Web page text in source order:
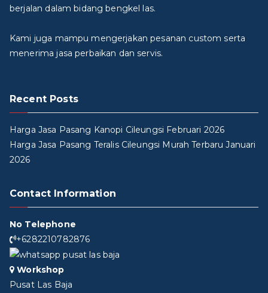
berjalan dalam bidang bengkel las.
Kami juga mampu mengerjakan pesanan custom serta
menerima jasa perbaikan dan servis.
Recent Posts
Harga Jasa Pasang Kanopi Cileungsi Februari 2026
Harga Jasa Pasang Teralis Cileungsi Murah Terbaru Januari
2026
Contact Information
No Telephone
+6282210782876
Workshop
Pusat Las Baja